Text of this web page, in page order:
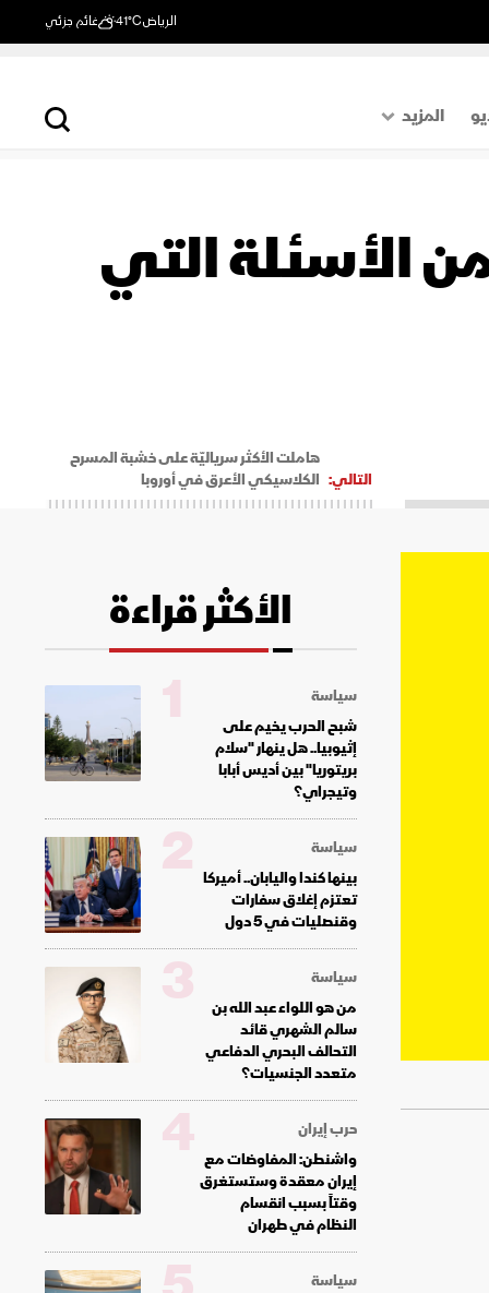
الرياض41°C غائم جزئي
المزيد
اقتصاد
العالمي.. 80 عاماً من الأسئلة التي
التالي:
هاملت الأكثر سرياليّة على خشبة المسرح
الكلاسيكي الأعرق في أوروبا
الأكثر قراءة
سياسة
شبح الحرب يخيم على
إثيوبيا.. هل ينهار "سلام
بريتوريا" بين أديس أبابا
وتيجراي؟
1
سياسة
بينها كندا واليابان.. أميركا
تعتزم إغلاق سفارات
وقنصليات في 5 دول
2
سياسة
من هو اللواء عبد الله بن
سالم الشهري قائد
التحالف البحري الدفاعي
متعدد الجنسيات؟
3
حرب إيران
واشنطن: المفاوضات مع
إيران معقدة وستستغرق
وقتاً بسبب انقسام
النظام في طهران
4
سياسة